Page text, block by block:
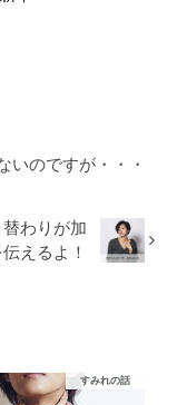
いのですが・・・
替わりが加
えるよ！
すみれの話